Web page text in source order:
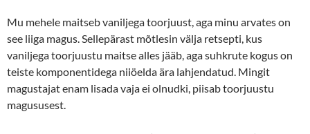
Mu mehele maitseb vaniljega toorjuust, aga minu arvates on
see liiga magus. Sellepärast mõtlesin välja retsepti, kus
vaniljega toorjuustu maitse alles jääb, aga suhkrute kogus on
teiste komponentidega niiöelda ära lahjendatud. Mingit
magustajat enam lisada vaja ei olnudki, piisab toorjuustu
magususest.